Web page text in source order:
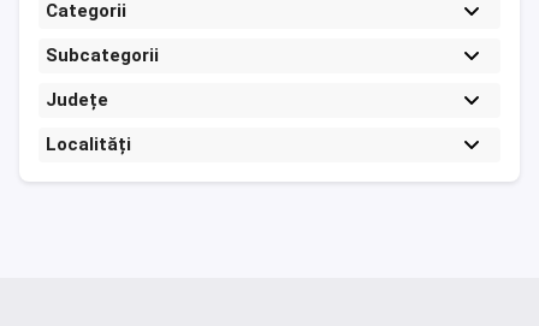
Categorii
Subcategorii
Județe
Localități